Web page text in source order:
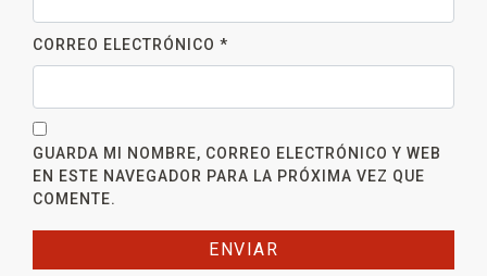
CORREO ELECTRÓNICO *
GUARDA MI NOMBRE, CORREO ELECTRÓNICO Y WEB
EN ESTE NAVEGADOR PARA LA PRÓXIMA VEZ QUE
COMENTE.